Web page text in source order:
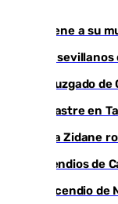
Retiene a su
Dos
Un juzgado
Desastre en
Luca Zidane
Incendios de
El incendio